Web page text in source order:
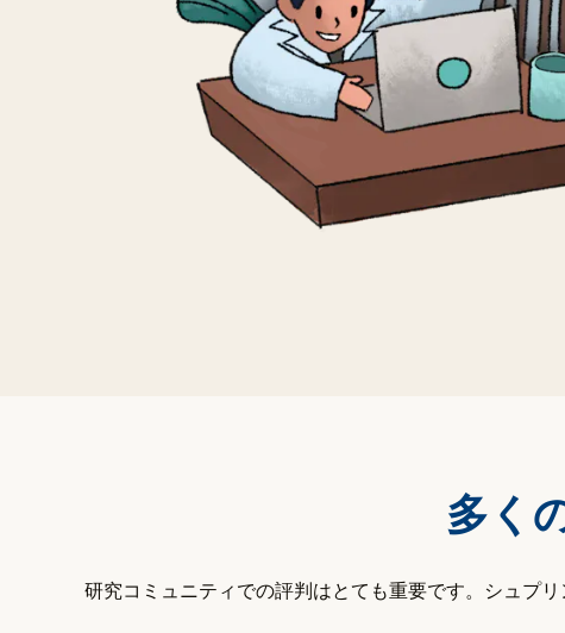
多く
研究コミュニティでの評判はとても重要です。シュプ